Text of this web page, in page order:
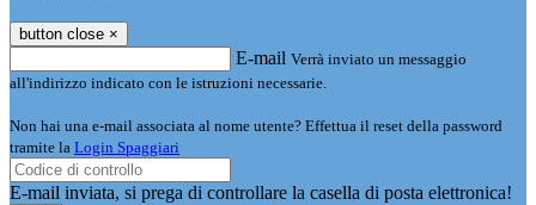
button close ×
E-mail Verrà inviato un messaggio
all'indirizzo indicato con le istruzioni necessarie.
Non hai una e-mail associata al nome utente? Effettua il reset della password
tramite la Login Spaggiari
E-mail inviata, si prega di controllare la casella di posta elettronica!